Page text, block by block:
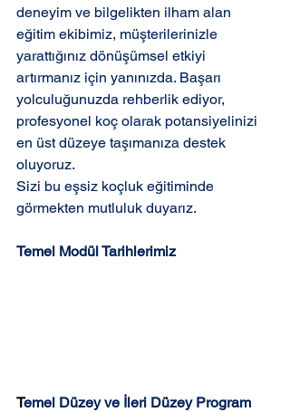
deneyim ve bilgelikten ilham alan
eğitim ekibimiz, müşterilerinizle
yarattığınız dönüşümsel etkiyi
artırmanız için yanınızda. Başarı
yolculuğunuzda rehberlik ediyor,
profesyonel koç olarak potansiyelinizi
en üst düzeye taşımanıza destek
oluyoruz.
Sizi bu eşsiz koçluk eğitiminde
görmekten mutluluk duyarız.
Temel Modül Tarihlerimiz
Temel Düzey ve İleri Düzey Program